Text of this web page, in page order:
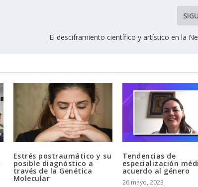
El desciframiento científico y artístico en la
Estrés postraumático y su
posible diagnóstico a
través de la Genética
Molecular
Tendencias de
especialización
acuerdo al género
26 mayo, 2023